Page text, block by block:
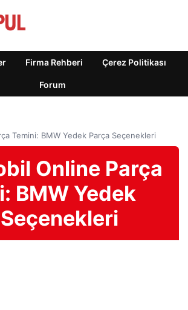
Firma Rehberi Çerez Politikası
Forum
Temini: BMW Yedek Parça Seçenekleri
Online Parça
BMW Yedek